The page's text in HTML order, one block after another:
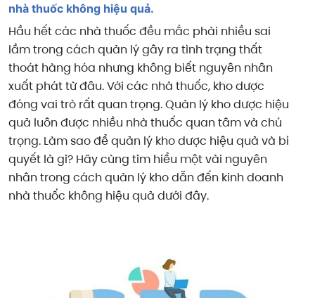
nhà thuốc không hiệu quả.
Hầu hết các nhà thuốc đều mắc phải nhiều sai
lầm trong cách quản lý gây ra tình trạng thất
thoát hàng hóa nhưng không biết nguyên nhân
xuất phát từ đâu. Với các nhà thuốc, kho dược
đóng vai trò rất quan trọng. Quản lý kho dược hiệu
quả luôn được nhiều nhà thuốc quan tâm và chú
trọng. Làm sao để quản lý kho dược hiệu quả và bí
quyết là gì? Hãy cùng tìm hiểu một vài nguyên
nhân trong cách quản lý kho dẫn đến kinh doanh
nhà thuốc không hiệu quả dưới đây.